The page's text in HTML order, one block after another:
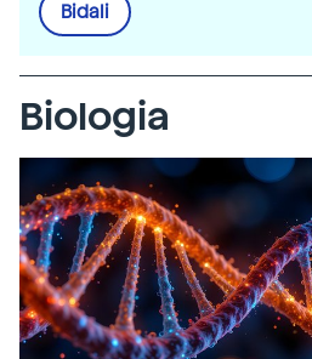
Bidali
Biologia